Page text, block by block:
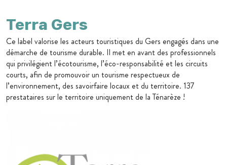
Terra Gers
Ce label valorise les acteurs touristiques du Gers engagés dans une
démarche de tourisme durable. Il met en avant des professionnels
qui privilégient l’écotourisme, l’éco-responsabilité et les circuits
courts, afin de promouvoir un tourisme respectueux de
l’environnement, des savoirfaire locaux et du territoire. 137
prestataires sur le territoire uniquement de la Ténarèze !